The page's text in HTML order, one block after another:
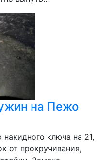
на Пежо
ключа на 21,
от прокручивания,